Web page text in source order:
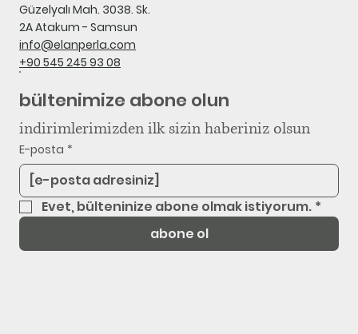
Güzelyalı Mah. 3038. Sk.
2A Atakum - Samsun
info@elanperla.com
+90 545 245 93 08
bültenimize abone olun
indirimlerimizden ilk sizin haberiniz olsun
E-posta *
Evet, bülteninize abone olmak istiyorum. *
abone ol